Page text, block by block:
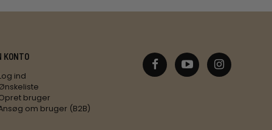
KONTO
ind
bruger
om bruger (B2B)